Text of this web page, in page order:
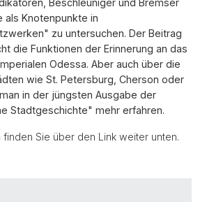
Beschleuniger und Bremser
als Knotenpunkte in
zu untersuchen. Der Beitrag
die Funktionen der Erinnerung an das
Odessa. Aber auch über die
wie St. Petersburg, Cherson oder
in der jüngsten Ausgabe der
Stadtgeschichte" mehr erfahren.
Sie über den Link weiter unten.